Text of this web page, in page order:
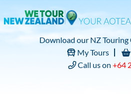
Download our NZ Touring
My Tours
Call us on +64